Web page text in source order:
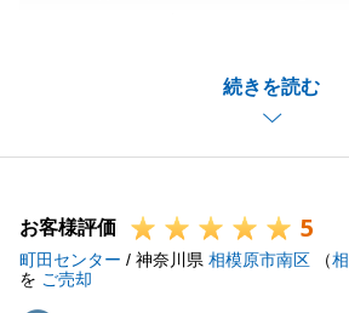
続きを読む
無事にお取引を進めることができま
S様にご売却いただいたお部屋は、
ォームをさせていただき、今後販
親御様が大切にされていた思い入れ
たかと存じますので、リフォーム
ぜひ一度ご内覧にいらしてください
お客様評価 5
町田センター / 神奈川県 相模原市南区 （
を ご売却